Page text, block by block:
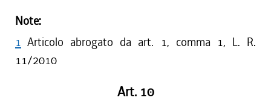
Note:
1 Articolo abrogato da art. 1, comma 1, L. R.
11/2010
Art. 10